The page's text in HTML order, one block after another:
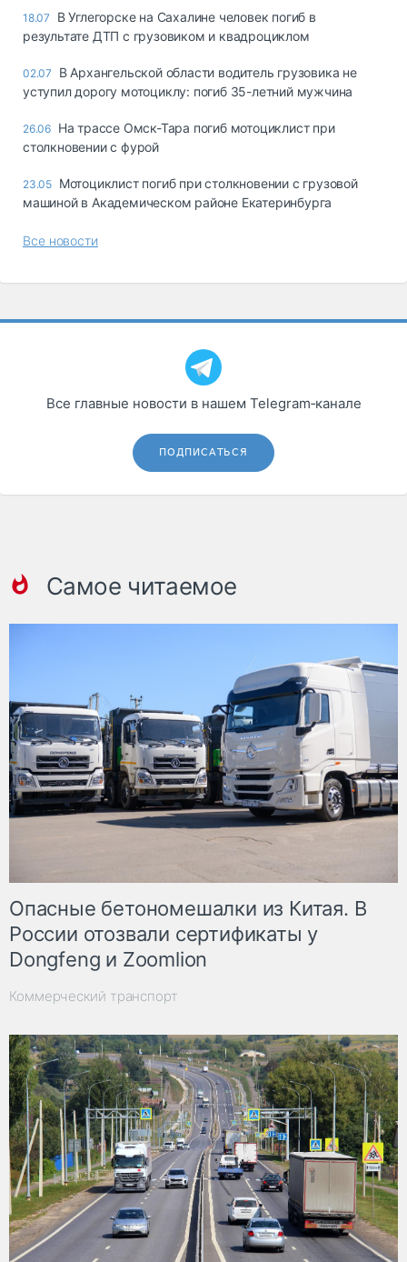
18.07
В Углегорске на Сахалине человек погиб в
результате ДТП с грузовиком и квадроциклом
02.07
В Архангельской области водитель грузовика не
уступил дорогу мотоциклу: погиб 35-летний мужчина
26.06 На трассе Омск-Тара погиб мотоциклист при
столкновении с фурой
23.05 Мотоциклист погиб при столкновении с грузовой
машиной в Академическом районе Екатеринбурга
Все новости
Все главные новости в нашем Telegram‑канале
ПОДПИСАТЬСЯ
Самое читаемое
Опасные бетономешалки из Китая. В
России отозвали сертификаты у
Dongfeng и Zoomlion
Коммерческий транспорт